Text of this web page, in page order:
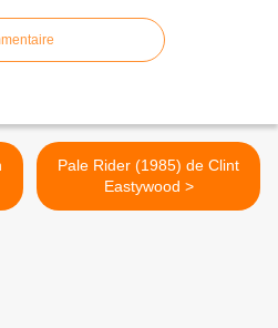
Pale Rider (1985) de Clint
Eastywood >